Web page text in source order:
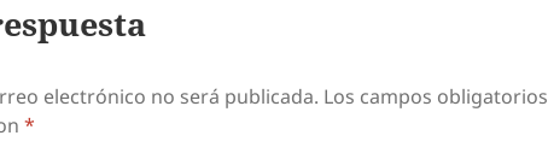
electrónico no será publicada. Los campos obligatorios
*